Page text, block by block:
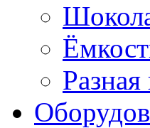
Разная